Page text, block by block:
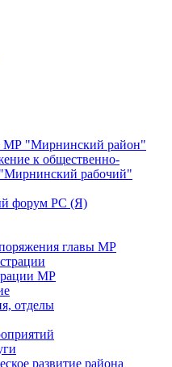
МР "Мирнинский район"
к общественно-
"Мирнинский рабочий"
форум РС (Я)
главы МР
МР
отделы
развитие района